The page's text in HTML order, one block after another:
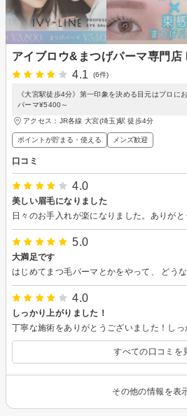
アイブロウ&まつげパーマ専門店
4.1
(6件)
《大宮駅徒歩4分》第一印象を決める目元はプロに
パーマ¥5400～
アクセス：JR各線 大宮(埼玉)駅 徒歩4分
ポイントが貯まる・使える メンズ歓迎
口コミ
4.0
美しい眉毛になりました
日々のお手入れが楽になりました。ありがと
5.0
大満足です
4.0
しっかり上がりました！
すべての口コミを
その他の情報を表